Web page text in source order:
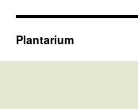
Plantarium